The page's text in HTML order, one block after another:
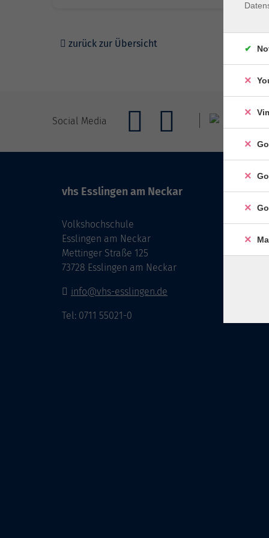
zurück zur Übersicht
Social Media
vhs Esslingen am Neckar
Volkshochschule
Esslingen am Neckar
Mettinger Straße 125
73728 Esslingen am Neckar
info@vhs-esslingen.de
Tel: 0711 55021-0